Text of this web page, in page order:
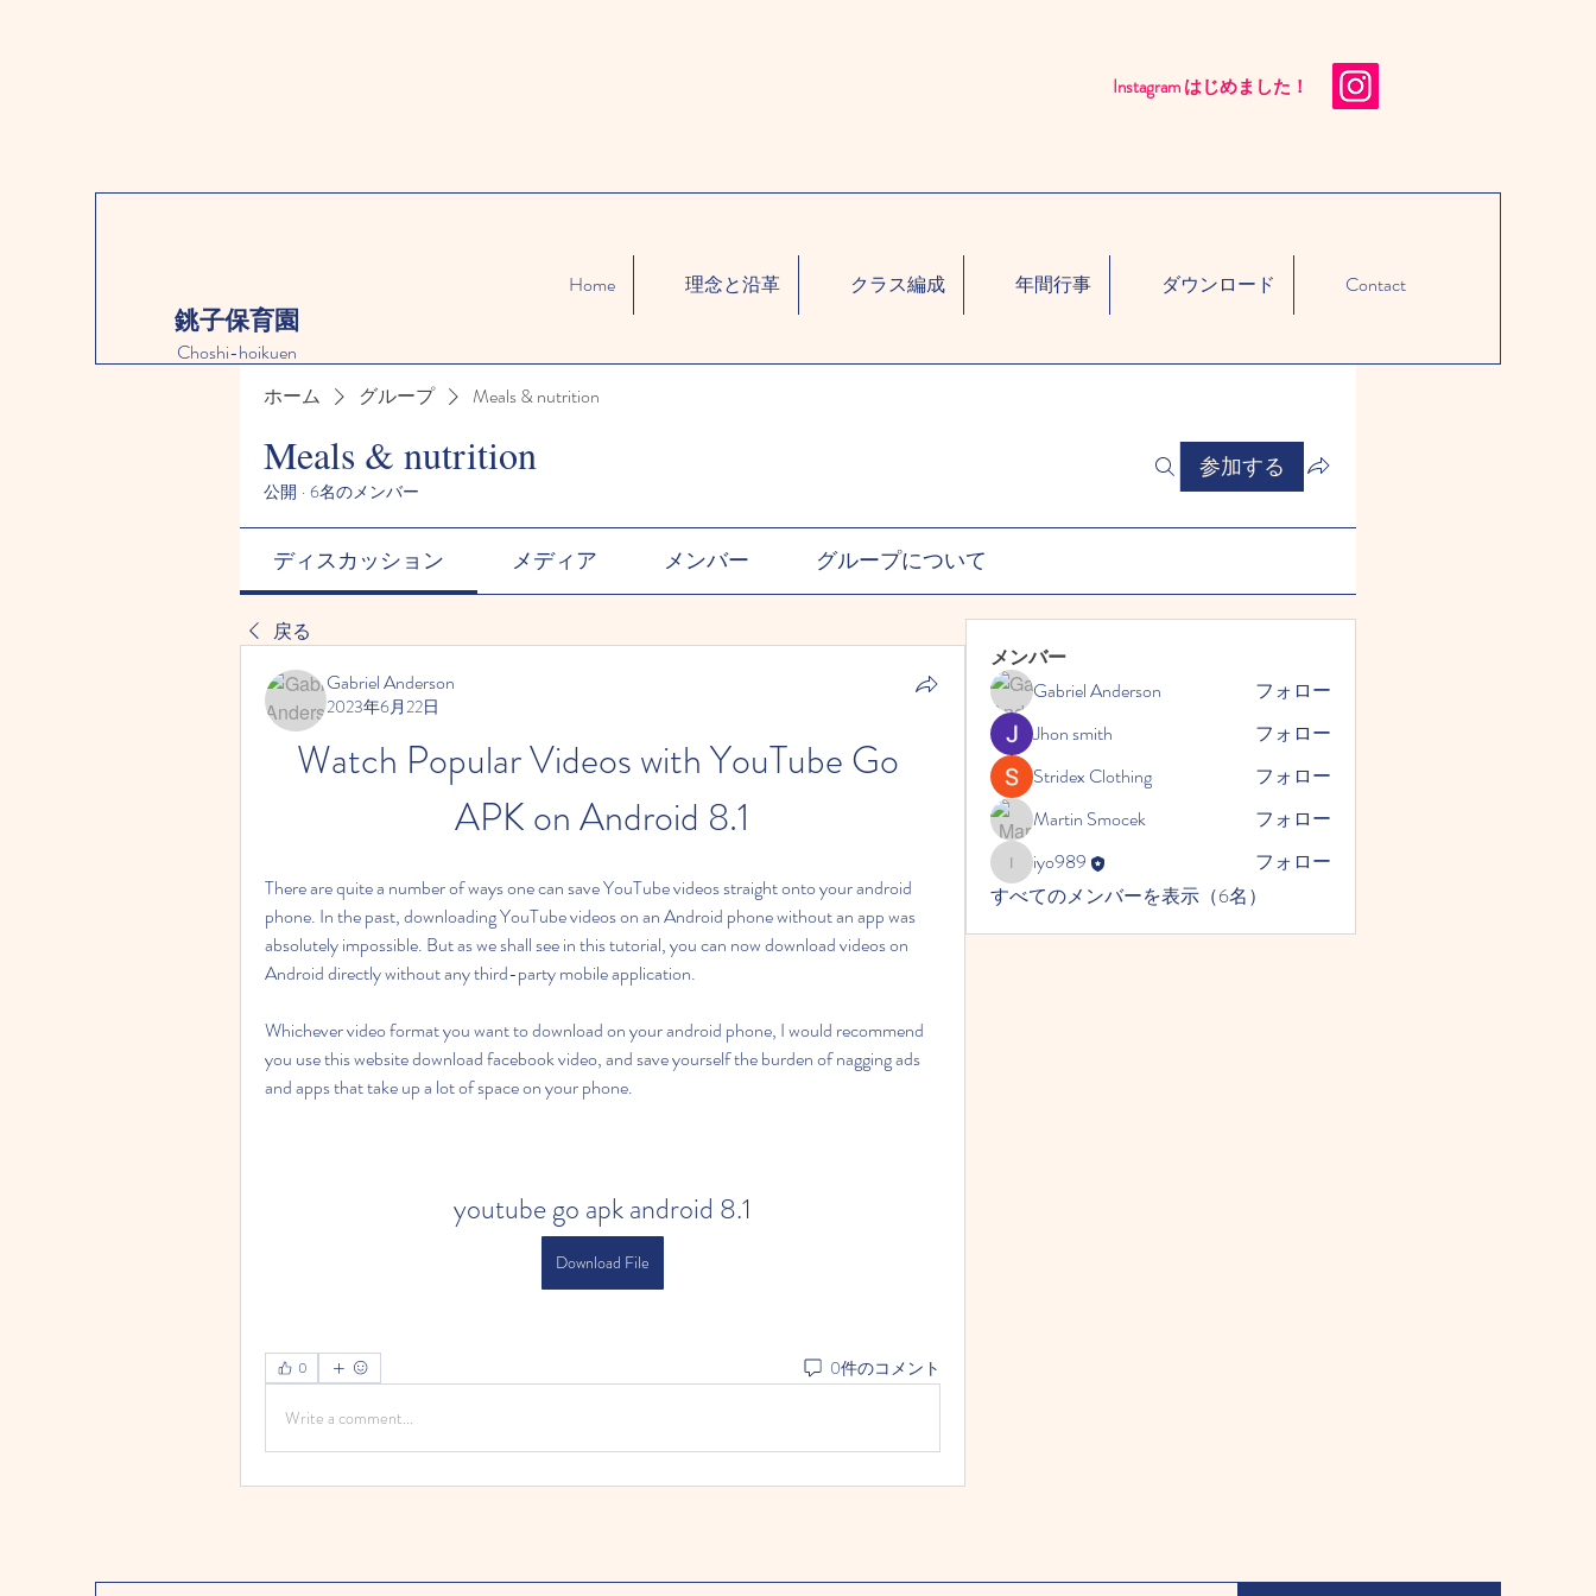
Instagram はじめました！​
銚子保育園
Choshi-hoikuen
Home 理念と沿革 クラス編成 年間行事 ダウンロード Contact
ホーム グループ Meals & nutrition
Meals & nutrition
公開 · 6名のメンバー
参加する
ディスカッション メディア メンバー グループについて
戻る
Gabriel Anderson
2023年6月22日
Watch Popular Videos with YouTube Go
APK on Android 8.1
There are quite a number of ways one can save YouTube videos straight onto your android
phone. In the past, downloading YouTube videos on an Android phone without an app was
absolutely impossible. But as we shall see in this tutorial, you can now download videos on
Android directly without any third-party mobile application.
Whichever video format you want to download on your android phone, I would recommend
you use this website download facebook video, and save yourself the burden of nagging ads
and apps that take up a lot of space on your phone.
youtube go apk android 8.1
Download File
0 0件のコメント
Write a comment...
メンバー
Gabriel Anderson
フォロー
Jhon smith
フォロー
Stridex Clothing
フォロー
Martin Smocek
フォロー
iyo989iyo989
フォロー
すべてのメンバーを表示（6名）